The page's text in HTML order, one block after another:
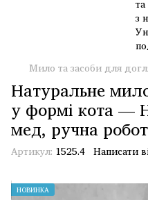
Мило та засоби для
Натуральне
у формі кота —
мед, ручна
Артикул: 1525.4 Написати
НОВИНКА